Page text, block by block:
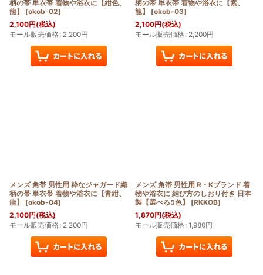
柄の帯 単衣帯 着物や浴衣に【紺色、
龍】
[okob-02]
2,100円(税込)
モール販売価格: 2,200円
柄の帯 単衣帯 着物や浴衣に【紫、
龍】
[okob-03]
2,100円(税込)
モール販売価格: 2,200円
メンズ 角帯 男性用 粋なジャガード織
柄の帯 単衣帯 着物や浴衣に【青紺、
龍】
[okob-04]
2,100円(税込)
モール販売価格: 2,200円
メンズ 角帯 男性用 R・Kブランド 着
物や浴衣に 結び方のしおり付き 日本
製【選べる5色】
[RKKOB]
1,870円(税込)
モール販売価格: 1,980円